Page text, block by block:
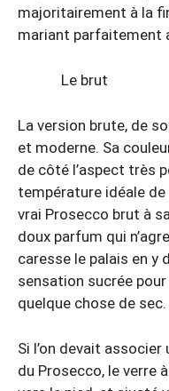
majoritairement à la
mariant parfaitement
Le brut
La version brute, de
et moderne. Sa
de côté l’aspect très
température idéale de
vrai Prosecco brut à
doux parfum qui
caresse le palais en y
sensation sucrée
quelque chose de sec.
Si l’on devait
du Prosecco, le verre